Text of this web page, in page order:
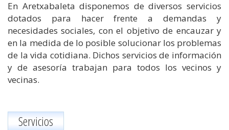
En Aretxabaleta disponemos de diversos servicios
dotados para hacer frente a demandas y
necesidades sociales, con el objetivo de encauzar y
en la medida de lo posible solucionar los problemas
de la vida cotidiana. Dichos servicios de información
y de asesoría trabajan para todos los vecinos y
vecinas.
Servicios